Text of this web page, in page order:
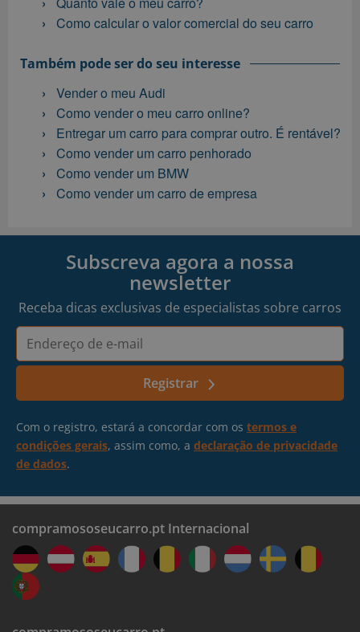
Como calcular o valor comercial do seu carro
Também pode ser do seu interesse
Vender o meu Audi
Como vender o meu carro online?
Entregar um carro para comprar outro. É rentável?
Como vender um carro penhorado
Como vender um BMW
Como vender um carro de empresa
Subscreva agora a nossa
newsletter
Receba dicas exclusivas de especialistas sobre carros
e-
mail
Registrar
Com o registro, estará a concordar com os termos e
condições gerais, assim como, a declaração de privacidade
de dados.
compramososeucarro.pt Internacional